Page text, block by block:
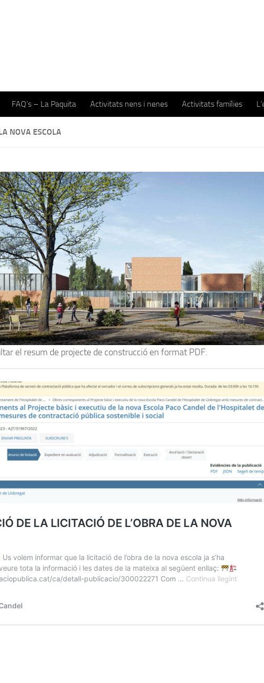
FAQ’s – La Paquita Activitats nens i nenes Activitats famílies
NOVA ESCOLA
el resum de projecte de construcció en format PDF.